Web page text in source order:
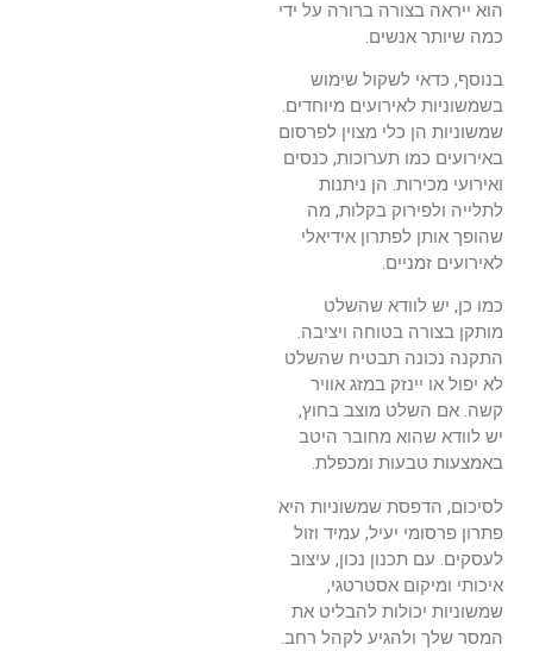
הוא ייראה בצורה ברורה על ידי
כמה שיותר אנשים.
בנוסף, כדאי לשקול שימוש
בשמשוניות לאירועים מיוחדים.
שמשוניות הן כלי מצוין לפרסום
באירועים כמו תערוכות, כנסים
ואירועי מכירות. הן ניתנות
לתלייה ולפירוק בקלות, מה
שהופך אותן לפתרון אידיאלי
לאירועים זמניים.
כמו כן, יש לוודא שהשלט
מותקן בצורה בטוחה ויציבה.
התקנה נכונה תבטיח שהשלט
לא יפול או יינזק במזג אוויר
קשה. אם השלט מוצב בחוץ,
יש לוודא שהוא מחובר היטב
באמצעות טבעות ומכפלת.
לסיכום, הדפסת שמשוניות היא
פתרון פרסומי יעיל, עמיד וזול
לעסקים. עם תכנון נכון, עיצוב
איכותי ומיקום אסטרטגי,
שמשוניות יכולות להבליט את
המסר שלך ולהגיע לקהל רחב.